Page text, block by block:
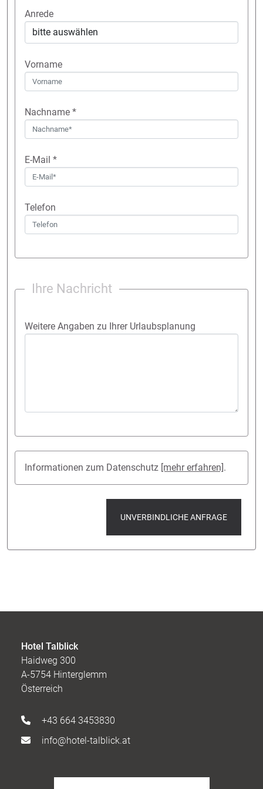
Anrede
Vorname
Nachname *
E-Mail *
Telefon
Ihre Nachricht
Weitere Angaben zu Ihrer Urlaubsplanung
Informationen zum Datenschutz [mehr erfahren].
UNVERBINDLICHE ANFRAGE
Hotel Talblick
Haidweg 300
A-5754 Hinterglemm
Österreich
+43 664 3453830
info@hotel-talblick.at